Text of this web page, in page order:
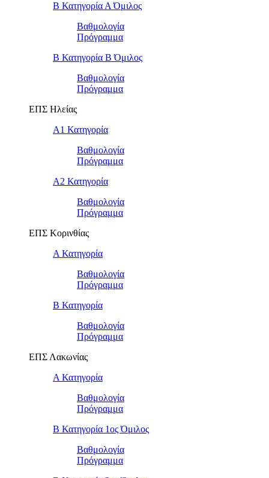
Β Κατηγορία Α Όμιλος
Βαθμολογία
Πρόγραμμα
Β Κατηγορία Β Όμιλος
Βαθμολογία
Πρόγραμμα
ΕΠΣ Ηλείας
Α1 Κατηγορία
Βαθμολογία
Πρόγραμμα
Α2 Κατηγορία
Βαθμολογία
Πρόγραμμα
ΕΠΣ Κορινθίας
Α Κατηγορία
Βαθμολογία
Πρόγραμμα
Β Κατηγορία
Βαθμολογία
Πρόγραμμα
ΕΠΣ Λακωνίας
Α Κατηγορία
Βαθμολογία
Πρόγραμμα
Β Κατηγορία 1ος Όμιλος
Βαθμολογία
Πρόγραμμα